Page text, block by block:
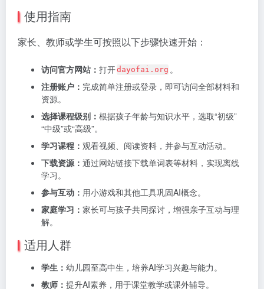
使用指南
家长、教师或学生可按照以下步骤快速开始：
访问官方网站： 打开dayofai.org 。
注册账户： 完成简单注册或登录，即可访问全部材料和
资源。
选择课程级别： 根据孩子年龄与知识水平，选取“初级”
“中级”或“高级”。
学习课程： 观看视频、阅读资料，并参与互动活动。
下载资源： 通过网站链接下载单词表等材料，实现离线
学习。
参与互动： 用小游戏和其他工具巩固AI概念。
家庭学习： 家长可与孩子共同探讨，增强亲子互动与理
解。
适用人群
学生： 幼儿园至高中生，培养AI学习兴趣与能力。
教师： 提升AI素养，用于课堂教学或课外辅导。